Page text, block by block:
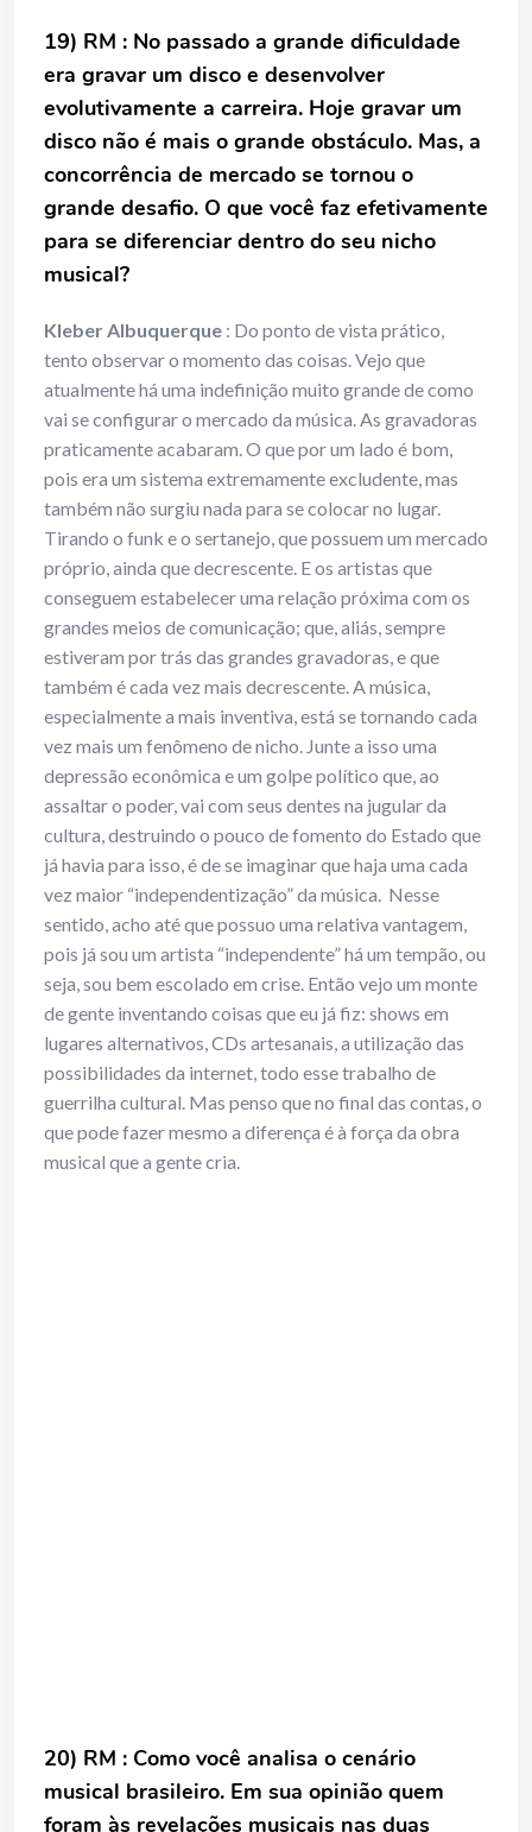
19) RM : No passado a grande dificuldade
era gravar um disco e desenvolver
evolutivamente a carreira. Hoje gravar um
disco não é mais o grande obstáculo. Mas, a
concorrência de mercado se tornou o
grande desafio. O que você faz efetivamente
para se diferenciar dentro do seu nicho
musical?
Kleber Albuquerque : Do ponto de vista prático,
tento observar o momento das coisas. Vejo que
atualmente há uma indefinição muito grande de como
vai se configurar o mercado da música. As gravadoras
praticamente acabaram. O que por um lado é bom,
pois era um sistema extremamente excludente, mas
também não surgiu nada para se colocar no lugar.
Tirando o funk e o sertanejo, que possuem um mercado
próprio, ainda que decrescente. E os artistas que
conseguem estabelecer uma relação próxima com os
grandes meios de comunicação; que, aliás, sempre
estiveram por trás das grandes gravadoras, e que
também é cada vez mais decrescente. A música,
especialmente a mais inventiva, está se tornando cada
vez mais um fenômeno de nicho. Junte a isso uma
depressão econômica e um golpe político que, ao
assaltar o poder, vai com seus dentes na jugular da
cultura, destruindo o pouco de fomento do Estado que
já havia para isso, é de se imaginar que haja uma cada
vez maior “independentização” da música. Nesse
sentido, acho até que possuo uma relativa vantagem,
pois já sou um artista “independente” há um tempão, ou
seja, sou bem escolado em crise. Então vejo um monte
de gente inventando coisas que eu já fiz: shows em
lugares alternativos, CDs artesanais, a utilização das
possibilidades da internet, todo esse trabalho de
guerrilha cultural. Mas penso que no final das contas, o
que pode fazer mesmo a diferença é à força da obra
musical que a gente cria.
20) RM : Como você analisa o cenário
musical brasileiro. Em sua opinião quem
foram às revelações musicais nas duas